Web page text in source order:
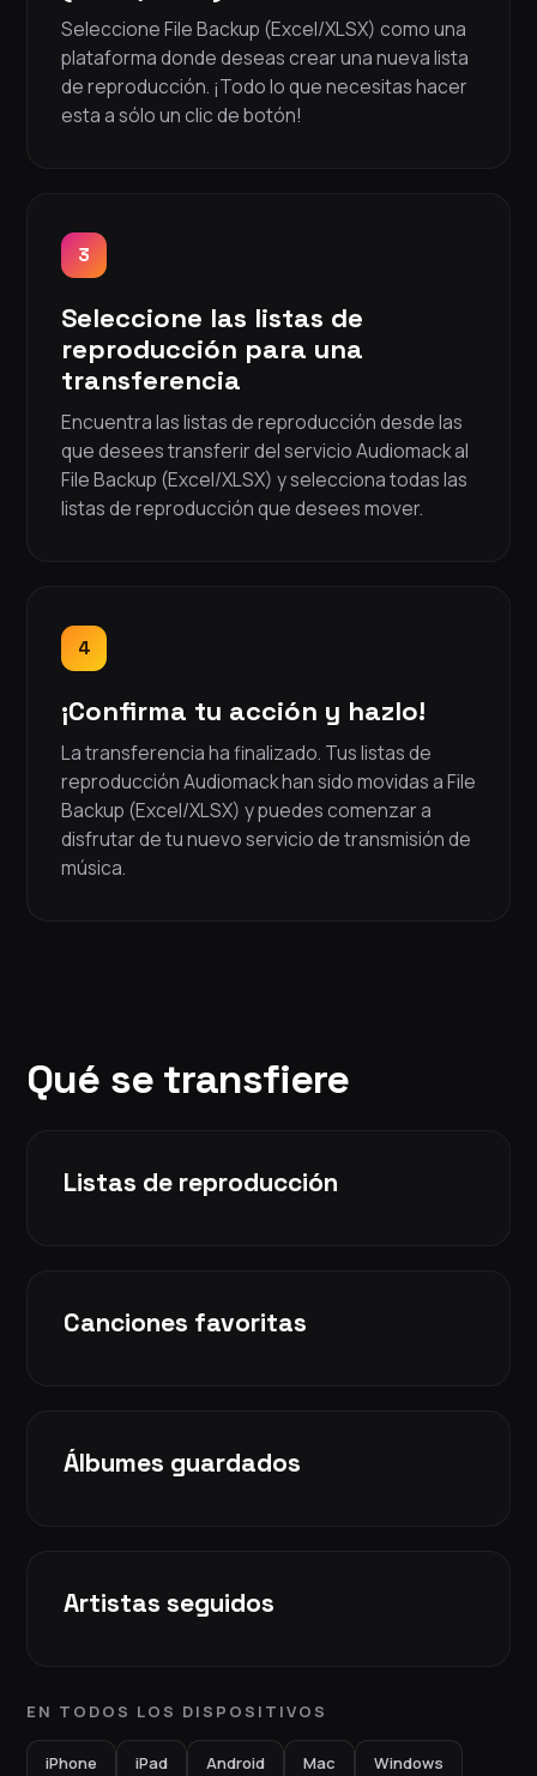
Seleccione File Backup (Excel/XLSX) como una
plataforma donde deseas crear una nueva lista
de reproducción. ¡Todo lo que necesitas hacer
esta a sólo un clic de botón!
3
Seleccione las listas de
reproducción para una
transferencia
Encuentra las listas de reproducción desde las
que desees transferir del servicio Audiomack al
File Backup (Excel/XLSX) y selecciona todas las
listas de reproducción que desees mover.
4
¡Confirma tu acción y hazlo!
La transferencia ha finalizado. Tus listas de
reproducción Audiomack han sido movidas a File
Backup (Excel/XLSX) y puedes comenzar a
disfrutar de tu nuevo servicio de transmisión de
música.
Qué se transfiere
Listas de reproducción
Canciones favoritas
Álbumes guardados
Artistas seguidos
EN TODOS LOS DISPOSITIVOS
iPhone iPad Android Mac Windows